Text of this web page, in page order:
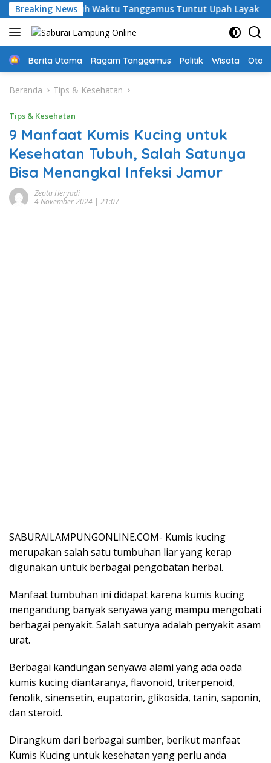
Langsung
ke
konten
Breaking News
PPPK Paruh Waktu Tanggamus Tuntut Upah Layak
Home
Berita Utama Ragam Tanggamus Politik Wisata Oto
Beranda Tips & Kesehatan
Tips & Kesehatan
9 Manfaat Kumis Kucing untuk
Kesehatan Tubuh, Salah Satunya
Bisa Menangkal Infeksi Jamur
Zepta Heryadi
4 November 2024 | 21:07
SABURAILAMPUNGONLINE.COM- Kumis kucing
merupakan salah satu tumbuhan liar yang kerap
digunakan untuk berbagai pengobatan herbal.
Manfaat tumbuhan ini didapat karena kumis kucing
mengandung banyak senyawa yang mampu mengobati
berbagai penyakit. Salah satunya adalah penyakit asam
urat.
Berbagai kandungan senyawa alami yang ada oada
kumis kucing diantaranya, flavonoid, triterpenoid,
fenolik, sinensetin, eupatorin, glikosida, tanin, saponin,
dan steroid.
Dirangkum dari berbagai sumber, berikut manfaat
Kumis Kucing untuk kesehatan yang perlu anda